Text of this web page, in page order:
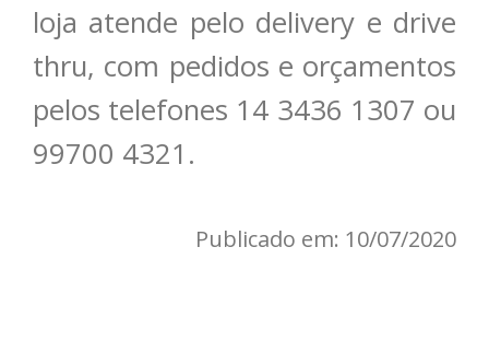
loja atende pelo delivery e drive
thru, com pedidos e orçamentos
pelos telefones 14 3436 1307 ou
99700 4321.
Publicado em: 10/07/2020